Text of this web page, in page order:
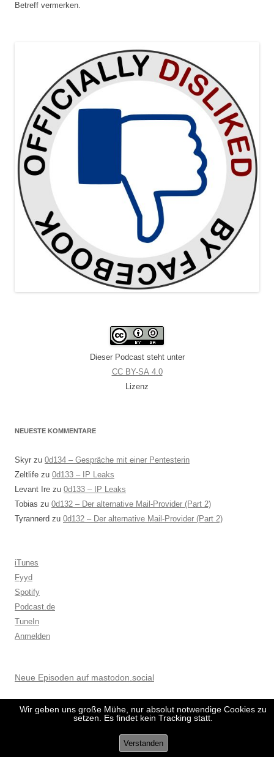
Betreff vermerken.
Dieser Podcast steht unter
CC BY-SA 4.0
Lizenz
NEUESTE KOMMENTARE
Skyr zu 0d134 – Gespräche mit einer Pentesterin
Zeltlife zu 0d133 – IP Leaks
Levant Ire zu 0d133 – IP Leaks
Tobias zu 0d132 – Der alternative Mail-Provider (Part 2)
Tyrannerd zu 0d132 – Der alternative Mail-Provider (Part 2)
iTunes
Fyyd
Spotify
Podcast.de
TuneIn
Anmelden
Neue Episoden auf mastodon.social
Stolz präsentiert von WordPress
Wir geben uns große Mühe, nur absolut notwendige Cookies zu
setzen. Es findet kein Tracking statt.
Verstanden